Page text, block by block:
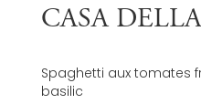
CASA
Spaghetti aux tomates
basilic